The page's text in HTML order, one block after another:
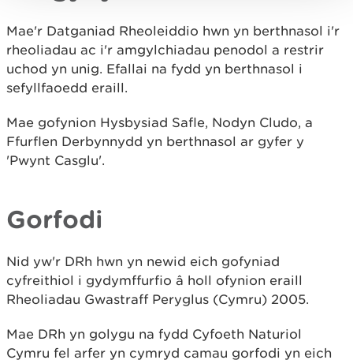
Mae'r Datganiad Rheoleiddio hwn yn berthnasol i'r
rheoliadau ac i'r amgylchiadau penodol a restrir
uchod yn unig. Efallai na fydd yn berthnasol i
sefyllfaoedd eraill.
Mae gofynion Hysbysiad Safle, Nodyn Cludo, a
Ffurflen Derbynnydd yn berthnasol ar gyfer y
'Pwynt Casglu'.
Gorfodi
Nid yw'r DRh hwn yn newid eich gofyniad
cyfreithiol i gydymffurfio â holl ofynion eraill
Rheoliadau Gwastraff Peryglus (Cymru) 2005.
Mae DRh yn golygu na fydd Cyfoeth Naturiol
Cymru fel arfer yn cymryd camau gorfodi yn eich